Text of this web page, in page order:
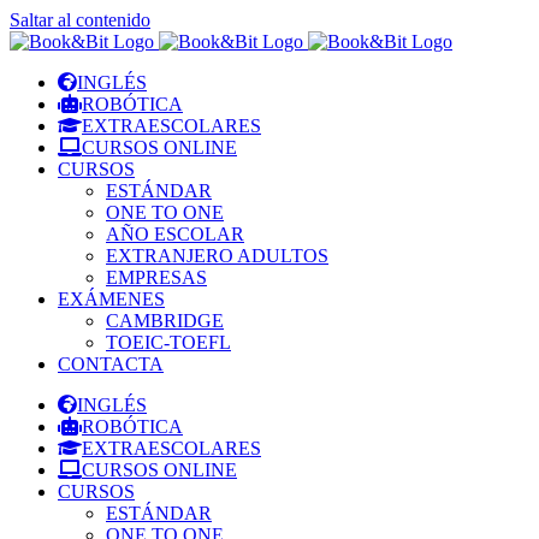
Saltar al contenido
INGLÉS
ROBÓTICA
EXTRAESCOLARES
CURSOS ONLINE
CURSOS
ESTÁNDAR
ONE TO ONE
AÑO ESCOLAR
EXTRANJERO ADULTOS
EMPRESAS
EXÁMENES
CAMBRIDGE
TOEIC-TOEFL
CONTACTA
INGLÉS
ROBÓTICA
EXTRAESCOLARES
CURSOS ONLINE
CURSOS
ESTÁNDAR
ONE TO ONE